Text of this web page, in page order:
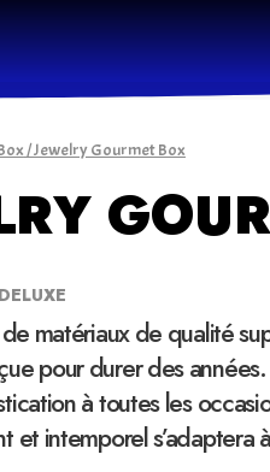
/ Jewelry Gourmet Box
matériaux de qualité
pour durer des
à toutes les
et intemporel s’adaptera